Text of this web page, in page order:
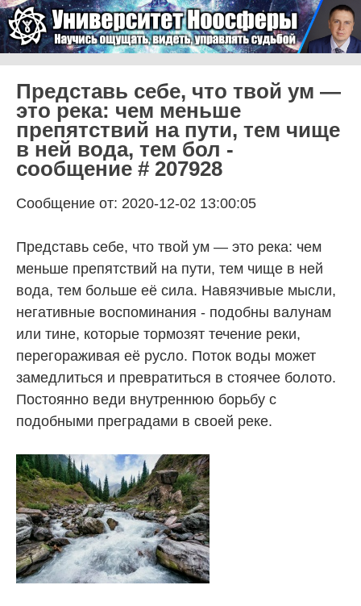
Университет Ноосферы
Представь себе, что твой ум —
это река: чем меньше
препятствий на пути, тем чище
в ней вода, тем бол -
сообщение # 207928
Сообщение от: 2020-12-02 13:00:05
Представь себе, что твой ум — это река: чем
меньше препятствий на пути, тем чище в ней
вода, тем больше её сила. Навязчивые мысли,
негативные воспоминания - подобны валунам
или тине, которые тормозят течение реки,
перегораживая её русло. Поток воды может
замедлиться и превратиться в стоячее болото.
Постоянно веди внутреннюю борьбу с
подобными преградами в своей реке.